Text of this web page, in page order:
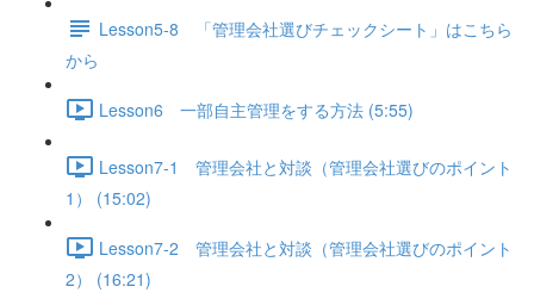
Lesson5-8 「管理会社選びチェックシート」はこちら
から
Lesson6 一部自主管理をする方法 (5:55)
Lesson7-1 管理会社と対談（管理会社選びのポイント
1） (15:02)
Lesson7-2 管理会社と対談（管理会社選びのポイント
2） (16:21)